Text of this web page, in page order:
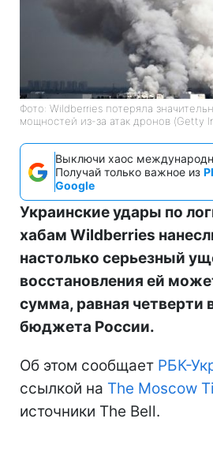
Фото: Wildberries потеряла
мощностей из-за атак дронов (Getty
Выключи хаос
Получай только важное из
Google
Украинские удары по
хабам Wildberries
настолько серьезный
восстановления ей
сумма, равная четверти
бюджета России.
Об этом сообщает РБК-
ссылкой на The Moscow
источники The Bell.